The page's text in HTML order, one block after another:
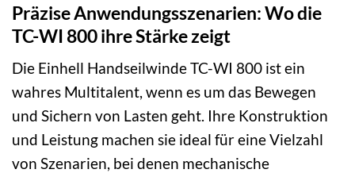
Präzise Anwendungsszenarien: Wo die
TC-WI 800 ihre Stärke zeigt
Die Einhell Handseilwinde TC-WI 800 ist ein
wahres Multitalent, wenn es um das Bewegen
und Sichern von Lasten geht. Ihre Konstruktion
und Leistung machen sie ideal für eine Vielzahl
von Szenarien, bei denen mechanische